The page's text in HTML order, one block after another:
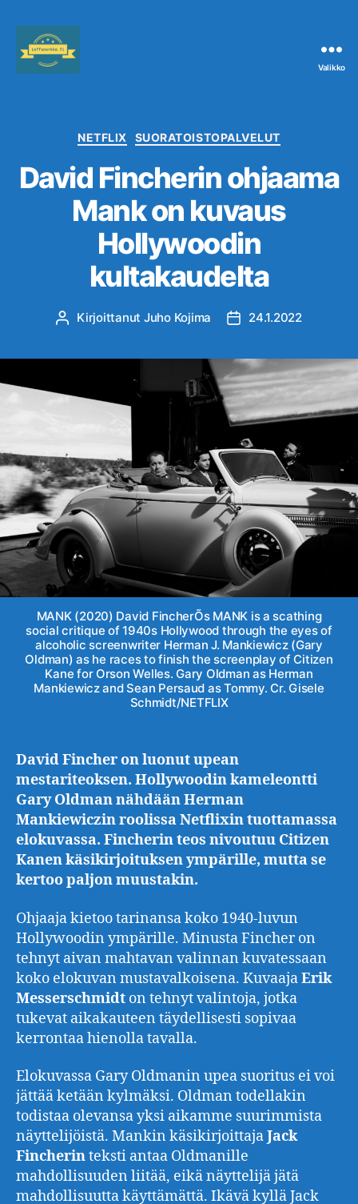
Valikko
Kategoriat
NETFLIX SUORATOISTOPALVELUT
David Fincherin ohjaama
Mank on kuvaus
Hollywoodin
kultakaudelta
Kirjoittaja
Kirjoittanut Juho Kojima Julkaisupäivämäärä
24.1.2022
MANK (2020) David FincherÕs MANK is a scathing
social critique of 1940s Hollywood through the eyes of
alcoholic screenwriter Herman J. Mankiewicz (Gary
Oldman) as he races to finish the screenplay of Citizen
Kane for Orson Welles. Gary Oldman as Herman
Mankiewicz and Sean Persaud as Tommy. Cr. Gisele
Schmidt/NETFLIX
David Fincher on luonut upean
mestariteoksen. Hollywoodin kameleontti
Gary Oldman nähdään Herman
Mankiewiczin roolissa Netflixin tuottamassa
elokuvassa. Fincherin teos nivoutuu Citizen
Kanen käsikirjoituksen ympärille, mutta se
kertoo paljon muustakin.
Ohjaaja kietoo tarinansa koko 1940-luvun
Hollywoodin ympärille. Minusta Fincher on
tehnyt aivan mahtavan valinnan kuvatessaan
koko elokuvan mustavalkoisena. KuvaajaErik
Messerschmidt on tehnyt valintoja, jotka
tukevat aikakauteen täydellisesti sopivaa
kerrontaa hienolla tavalla.
Elokuvassa Gary Oldmanin upea suoritus ei voi
jättää ketään kylmäksi. Oldman todellakin
todistaa olevansa yksi aikamme suurimmista
näyttelijöistä. Mankin käsikirjoittajaJack
Fincherinteksti antaa Oldmanille
mahdollisuuden liitää, eikä näyttelijä jätä
mahdollisuutta käyttämättä. Ikävä kyllä Jack